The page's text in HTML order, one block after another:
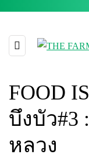
FOOD
บึงบัว#3
หลวง